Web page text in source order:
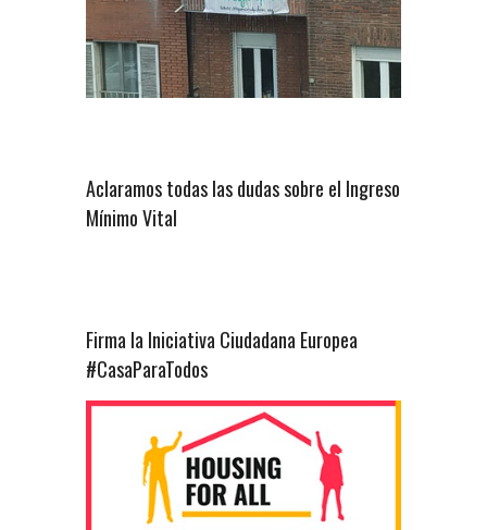
Aclaramos todas las dudas sobre el Ingreso
Mínimo Vital
Firma la Iniciativa Ciudadana Europea
#CasaParaTodos